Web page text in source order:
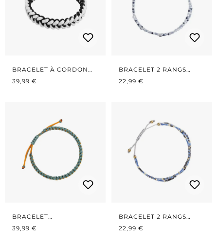
BRACELET À CORDON
NOIR/BLANC
PRIX RÉGULIER :
39,99 €
BRACELET 2 RANGS
GRIS/ARGENTÉ
PRIX RÉGULIER :
22,99 €
BRACELET
TURQUOISE/ORANGE
PRIX RÉGULIER :
39,99 €
BRACELET 2 RANGS
BLEU FONCÉ
PRIX RÉGULIER :
22,99 €